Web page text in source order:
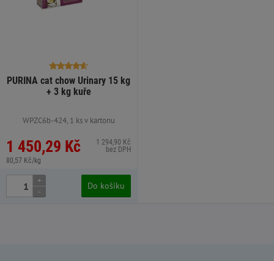
PURINA cat chow Urinary 15 kg
+ 3 kg kuře
WPZC6b-424, 1 ks v kartonu
1 450,29 Kč
80,57 Kč/kg
1 294,90 Kč
bez DPH
+
-
Do košíku